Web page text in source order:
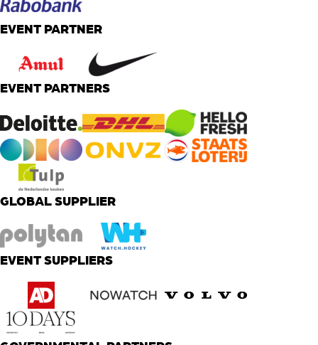
EVENT PARTNER
EVENT PARTNERS
GLOBAL SUPPLIER
EVENT SUPPLIERS